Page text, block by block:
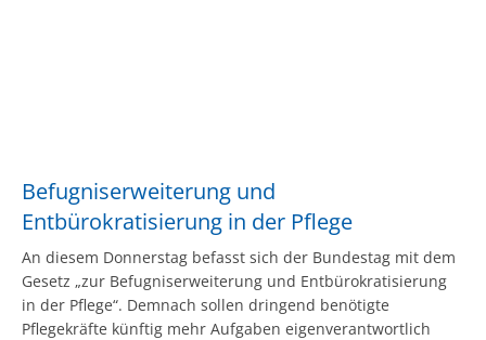
Befugniserweiterung und
Entbürokratisierung in der Pflege
An diesem Donnerstag befasst sich der Bundestag mit dem
Gesetz „zur Befugniserweiterung und Entbürokratisierung
in der Pflege“. Demnach sollen dringend benötigte
Pflegekräfte künftig mehr Aufgaben eigenverantwortlich